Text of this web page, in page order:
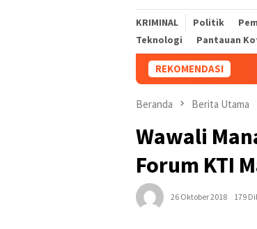
KRIMINAL Politik
Teknologi
Pantauan
REKOMENDASI
Beranda Berita Utama
Wawali
Forum KTI
26 Oktober 2018 179